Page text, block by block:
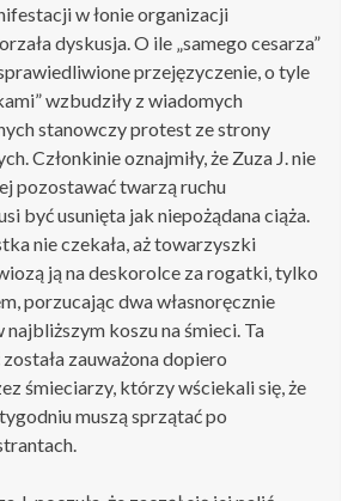
w łonie organizacji
dyskusja. O ile „samego cesarza”
przejęzyczenie, o tyle
wzbudziły z wiadomych
stanowczy protest ze strony
Członkinie oznajmiły, że Zuza J. nie
pozostawać twarzą ruchu
być usunięta jak niepożądana ciąża.
nie czekała, aż towarzyszki
ją na deskorolce za rogatki, tylko
porzucając dwa własnoręcznie
koszu na śmieci. Ta
zauważona dopiero
śmieciarzy, którzy wściekali się, że
muszą sprzątać po